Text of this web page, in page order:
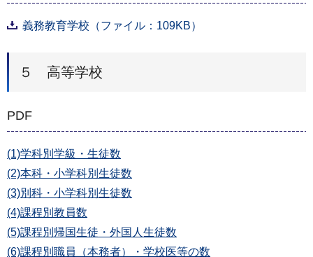
義務教育学校（ファイル：109KB）
５ 高等学校
PDF
(1)学科別学級・生徒数
(2)本科・小学科別生徒数
(3)別科・小学科別生徒数
(4)課程別教員数
(5)課程別帰国生徒・外国人生徒数
(6)課程別職員（本務者）・学校医等の数